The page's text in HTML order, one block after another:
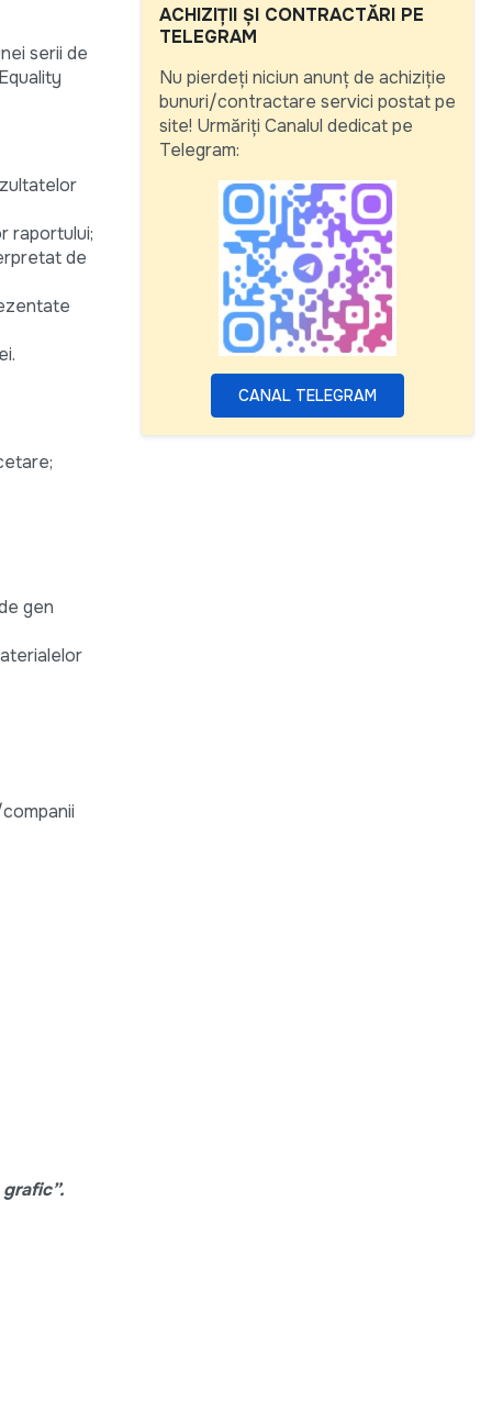
serii de
raportului;
de
gen
ACHIZIȚII ȘI CONTRACTĂRI PE
TELEGRAM
Nu pierdeți niciun anunț de achiziție
bunuri/contractare servici postat pe
site! Urmăriți Canalul dedicat pe
Telegram:
CANAL TELEGRAM